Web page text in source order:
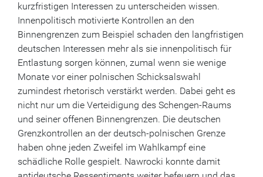
kurzfristigen Interessen zu unterscheiden wissen.
Innenpolitisch motivierte Kontrollen an den
Binnengrenzen zum Beispiel schaden den langfristigen
deutschen Interessen mehr als sie innenpolitisch für
Entlastung sorgen können, zumal wenn sie wenige
Monate vor einer polnischen Schicksalswahl
zumindest rhetorisch verstärkt werden. Dabei geht es
nicht nur um die Verteidigung des Schengen-Raums
und seiner offenen Binnengrenzen. Die deutschen
Grenzkontrollen an der deutsch-polnischen Grenze
haben ohne jeden Zweifel im Wahlkampf eine
schädliche Rolle gespielt. Nawrocki konnte damit